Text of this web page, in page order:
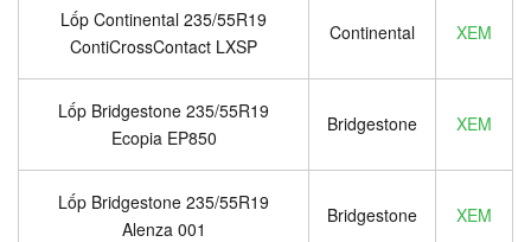
Lốp Continental 235/55R19
ContiCrossContact LXSP
Continental XEM
Lốp Bridgestone 235/55R19
Ecopia EP850
Bridgestone XEM
Lốp Bridgestone 235/55R19
Alenza 001
Bridgestone XEM